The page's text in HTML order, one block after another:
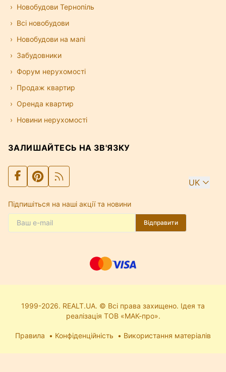
Новобудови Тернопіль
Всі новобудови
Новобудови на мапі
Забудовники
Форум нерухомості
Продаж квартир
Оренда квартир
Новини нерухомості
ЗАЛИШАЙТЕСЬ НА ЗВ'ЯЗКУ
UK
Підпишіться на наші акції та новини
Відправити
1999-2026. REALT.UA. © Всі права захищено. Ідея та
реалізація ТОВ «МАК-про».
Правила Конфіденційність Використання матеріалів